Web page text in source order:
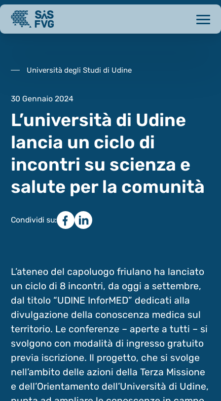
Università degli Studi di Udine
30 Gennaio 2024
L’università di Udine
lancia un ciclo di
incontri su scienza e
salute per la comunità
Condividi su:
L’ateneo del capoluogo friulano ha lanciato
un ciclo di 8 incontri, da oggi a settembre,
dal titolo “UDINE InforMED” dedicati alla
divulgazione della conoscenza medica sul
territorio. Le conferenze – aperte a tutti – si
svolgono con modalità di ingresso gratuito
previa iscrizione. Il progetto, che si svolge
nell’ambito delle azioni della Terza Missione
e dell’Orientamento dell’Università di Udine,